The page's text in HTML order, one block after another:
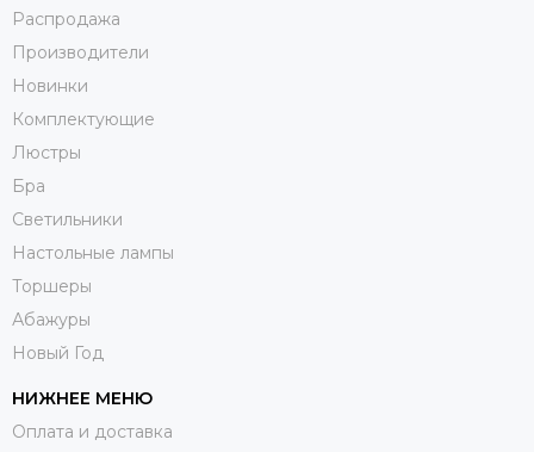
Распродажа
Производители
Новинки
Комплектующие
Люстры
Бра
Светильники
Настольные лампы
Торшеры
Абажуры
Новый Год
НИЖНЕЕ МЕНЮ
Оплата и доставка